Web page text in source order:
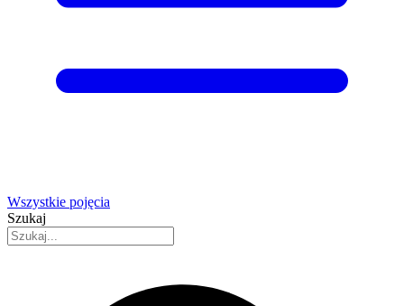
Wszystkie pojęcia
Szukaj